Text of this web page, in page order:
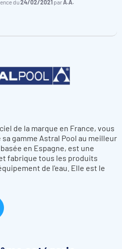
du24/02/2021 parA.A.
de la marque en France, vous
gamme Astral Pool au meilleur
en Espagne, est une
fabrique tous les produits
de l'eau. Elle est le